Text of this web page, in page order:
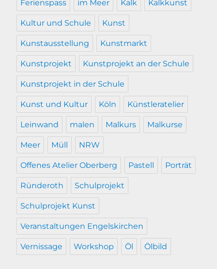
Ferienspass im Meer Kalk Kalkkunst
Kultur und Schule Kunst
Kunstausstellung Kunstmarkt
Kunstprojekt Kunstprojekt an der Schule
Kunstprojekt in der Schule
Kunst und Kultur Köln Künstleratelier
Leinwand malen Malkurs Malkurse
Meer Müll NRW
Offenes Atelier Oberberg Pastell Porträt
Ründeroth Schulprojekt
Schulprojekt Kunst
Veranstaltungen Engelskirchen
Vernissage Workshop Öl Ölbild